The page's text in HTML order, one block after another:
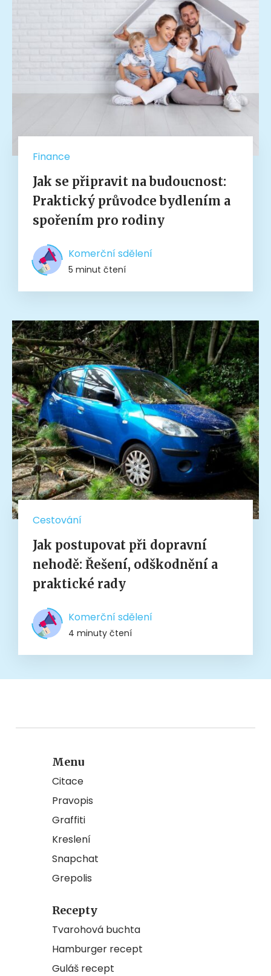
Finance
Jak se připravit na budoucnost:
Praktický průvodce bydlením a
spořením pro rodiny
Komerční sdělení
5 minut čtení
Cestování
Jak postupovat při dopravní
nehodě: Řešení, odškodnění a
praktické rady
Komerční sdělení
4 minuty čtení
Menu
Citace
Pravopis
Graffiti
Kreslení
Snapchat
Grepolis
Recepty
Tvarohová buchta
Hamburger recept
Guláš recept